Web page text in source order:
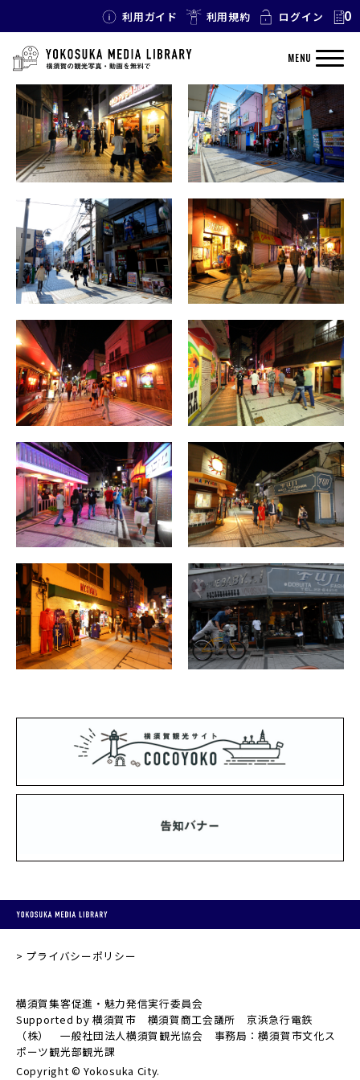
利用ガイド 利用規約 ログイン 0
MENU
TAG: バー
プライバシーポリシー
横須賀集客促進・魅力発信実行委員会
Supported by 横須賀市 横須賀商工会議所 京浜急行電鉄
（株） 一般社団法人横須賀観光協会 事務局：横須賀市文化ス
ポーツ観光部観光課
Copyright © Yokosuka City.